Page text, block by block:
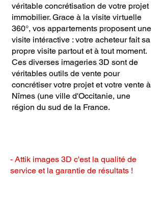
véritable concrétisation de votre projet
immobilier. Grace à la visite virtuelle
360°, vos appartements proposent une
visite intéractive : votre acheteur fait sa
propre visite partout et à tout moment.
Ces diverses imageries 3D sont de
véritables outils de vente pour
concrétiser votre projet et votre vente à
Nîmes (une ville d'Occitanie, une
région du sud de la France.
- Attik images 3D c'est la qualité de
service et la garantie de résultats !